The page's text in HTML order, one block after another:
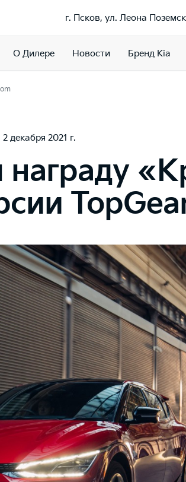
г. Псков, ул. Леона
О Дилере Новости Бренд Kia
2 декабря 2021 г.
награду